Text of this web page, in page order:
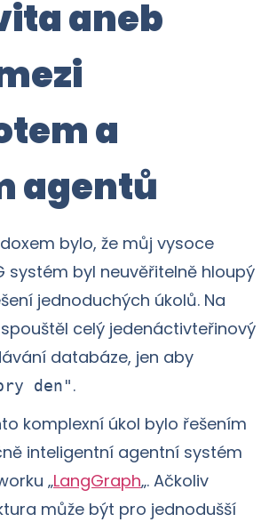
aneb
a
agentů
bylo, že můj vysoce
systém byl neuvěřitelně hloupý
jednoduchých úkolů. Na
celý jedenáctivteřinový
databáze, jen aby
den".
komplexní úkol bylo řešením
inteligentní agentní systém
„LangGraph„. Ačkoliv
může být pro jednodušší